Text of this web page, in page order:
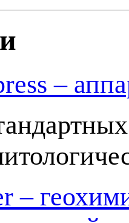
–
–